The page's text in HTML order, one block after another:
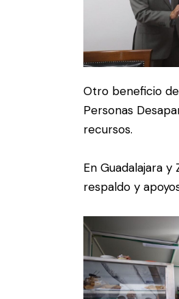
Otro beneficio
Personas
recursos.
En Guadalajara
respaldo y